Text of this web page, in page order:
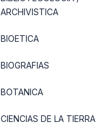
ARCHIVISTICA
BIOETICA
BIOGRAFIAS
BOTANICA
CIENCIAS DE LA TIERRA